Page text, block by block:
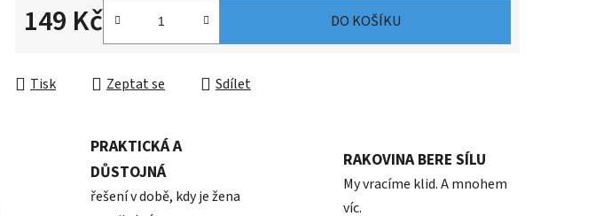
149 Kč DO KOŠÍKU
Tisk Zeptat se Sdílet
PRAKTICKÁ A
DŮSTOJNÁ
řešení v době, kdy je žena
RAKOVINA BERE SÍLU
My vracíme klid. A mnohem
víc.